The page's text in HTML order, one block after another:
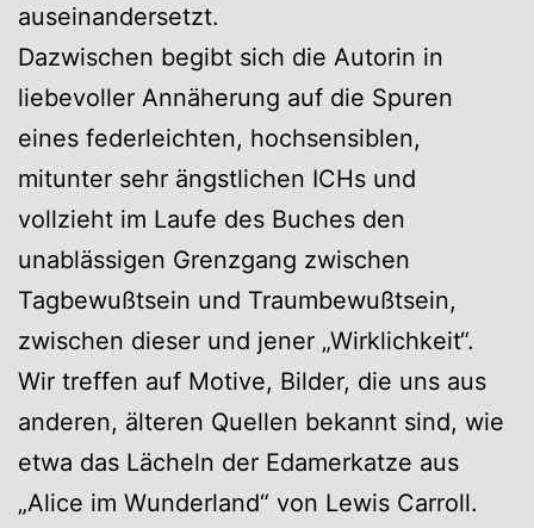
auseinandersetzt.
Dazwischen begibt sich die Autorin in
liebevoller Annäherung auf die Spuren
eines federleichten, hochsensiblen,
mitunter sehr ängstlichen ICHs und
vollzieht im Laufe des Buches den
unablässigen Grenzgang zwischen
Tagbewußtsein und Traumbewußtsein,
zwischen dieser und jener „Wirklichkeit“.
Wir treffen auf Motive, Bilder, die uns aus
anderen, älteren Quellen bekannt sind, wie
etwa das Lächeln der Edamerkatze aus
„Alice im Wunderland“ von Lewis Carroll.